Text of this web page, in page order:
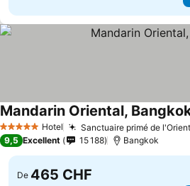
5 Étoiles Hotel Sanctuaire primé de
Mandarin Oriental,
9,5 Excellent 15 188 Bangkok
De 465 CHF